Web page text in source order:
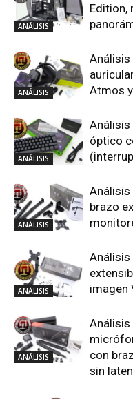
ANÁLISIS
Edition,
ANÁLISIS
Análisis
Atmos
ANÁLISIS
Análisis
óptico
ANÁLISIS
Análisis
brazo
ANÁLISIS
Análisis
imagen
ANÁLISIS
Análisis
con
sin